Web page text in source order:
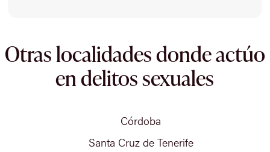
Otras localidades donde actúo
en delitos sexuales
Córdoba
Santa Cruz de Tenerife